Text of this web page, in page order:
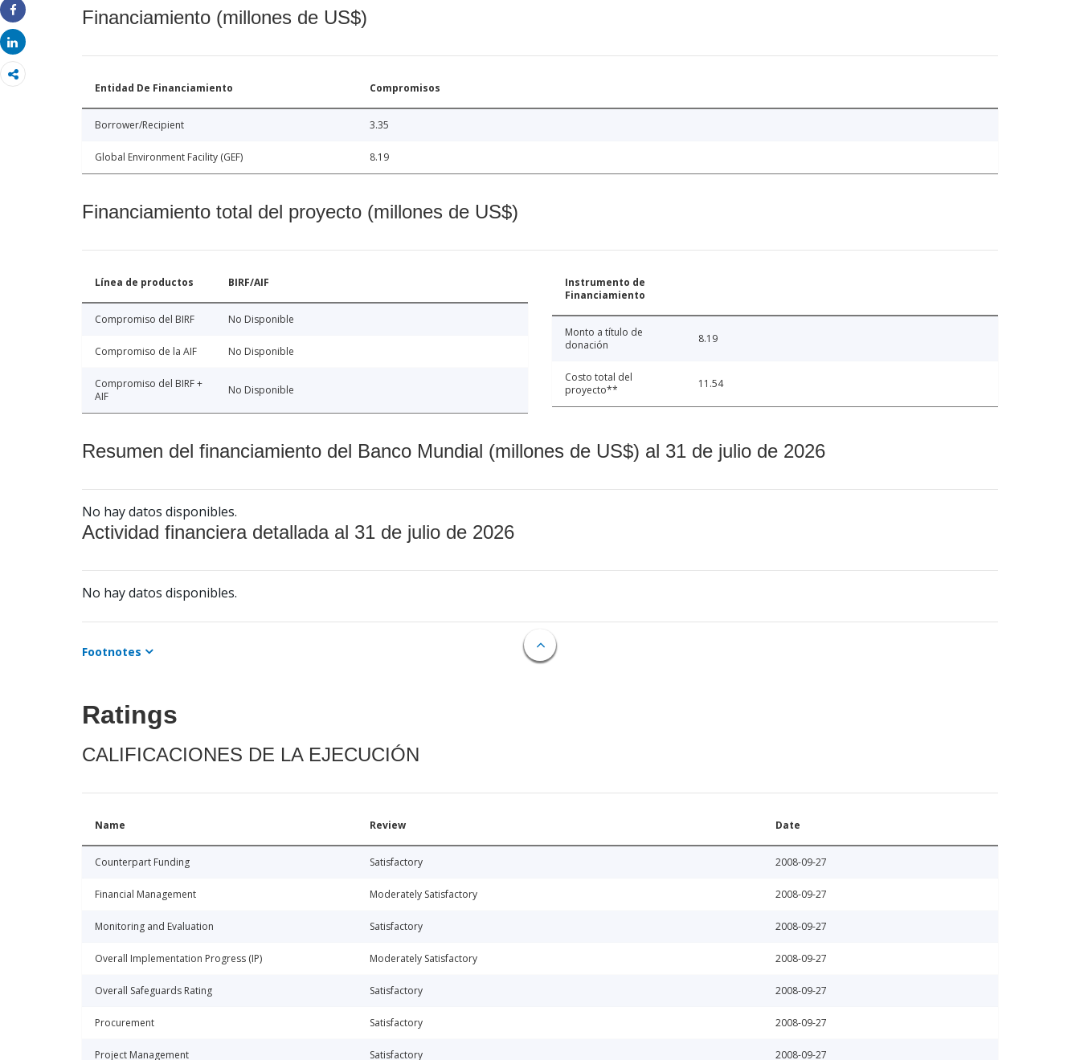
Share
Share
Financiamiento (millones de US$)
Entidad De Financiamiento Compromisos
Borrower/Recipient 3.35
Global Environment Facility (GEF) 8.19
Financiamiento total del proyecto (millones de US$)
Línea de productos BIRF/AIF
Compromiso del BIRF No Disponible
Compromiso de la AIF No Disponible
Compromiso del BIRF +
AIF
No Disponible
Instrumento de
Financiamiento
Monto a título de
donación
8.19
Costo total del
proyecto**
11.54
Resumen del financiamiento del Banco Mundial (millones de US$) al 31 de julio de 2026
No hay datos disponibles.
Actividad financiera detallada al 31 de julio de 2026
No hay datos disponibles.
Footnotes
Ratings
CALIFICACIONES DE LA EJECUCIÓN
Name Review Date
Counterpart Funding Satisfactory 2008-09-27
Financial Management Moderately Satisfactory 2008-09-27
Monitoring and Evaluation Satisfactory 2008-09-27
Overall Implementation Progress (IP) Moderately Satisfactory 2008-09-27
Overall Safeguards Rating Satisfactory 2008-09-27
Procurement Satisfactory 2008-09-27
Project Management Satisfactory 2008-09-27